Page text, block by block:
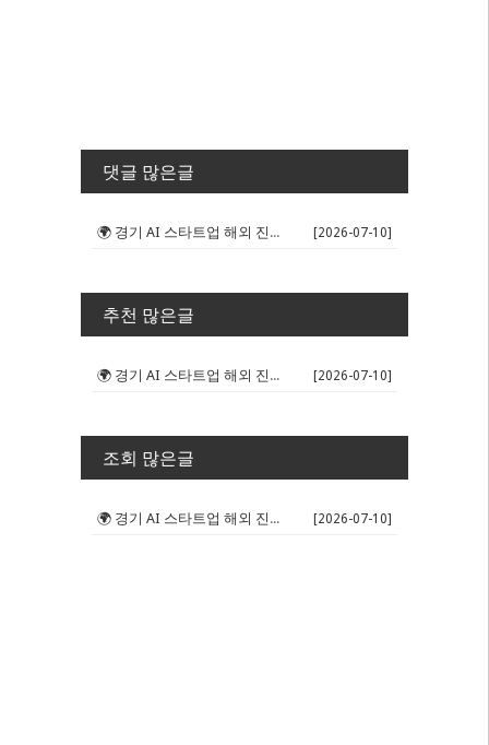
댓글 많은글
🌍 경기 AI 스타트업 해외 진출 판... [2026-07-10]
추천 많은글
🌍 경기 AI 스타트업 해외 진출 판... [2026-07-10]
조회 많은글
🌍 경기 AI 스타트업 해외 진출 판... [2026-07-10]